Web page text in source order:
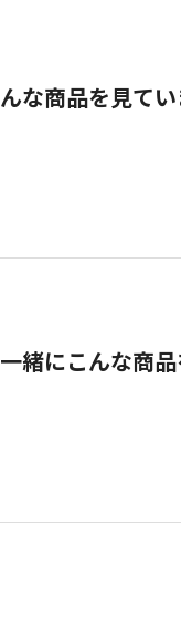
な商品を見て
緒にこんな商品